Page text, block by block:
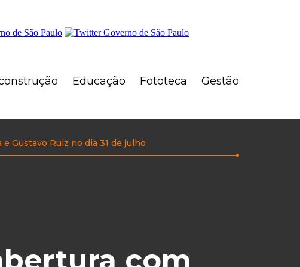
Educação Fototeca Gestão
Gustavo Ruiz no dia 31 de julho
com